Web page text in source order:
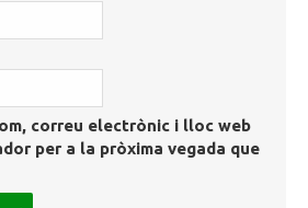
correu electrònic i lloc web
per a la pròxima vegada que